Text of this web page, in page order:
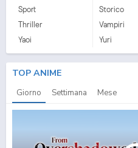
Sport
Storico
Thriller
Vampiri
Yaoi
Yuri
TOP ANIME
Giorno Settimana Mese